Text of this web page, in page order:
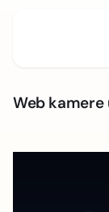
Web kamere